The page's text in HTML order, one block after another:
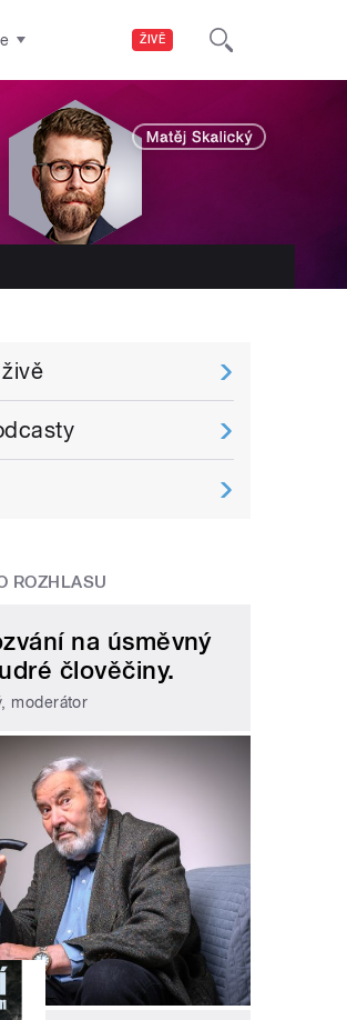
ŽIVĚ
ROZHLASU
na úsměvný
člověčiny.
moderátor